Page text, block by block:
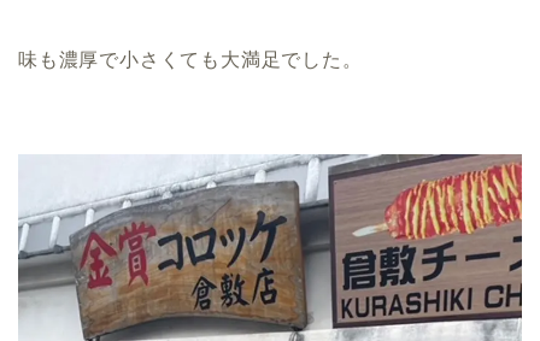
味も濃厚で小さくても大満足でした。